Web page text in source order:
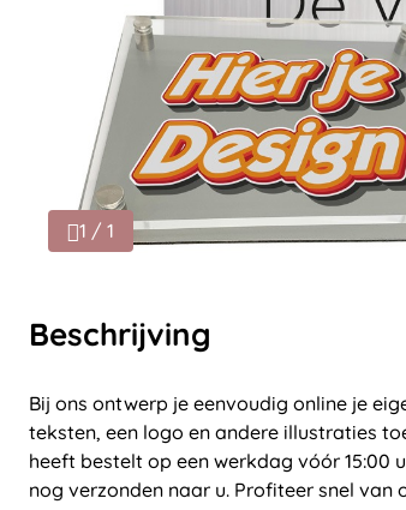
1 / 1
Beschrijving
Bij ons ontwerp je eenvoudig online je
teksten, een logo en andere illustraties
heeft bestelt op een werkdag vóór 15:00
nog verzonden naar u. Profiteer snel